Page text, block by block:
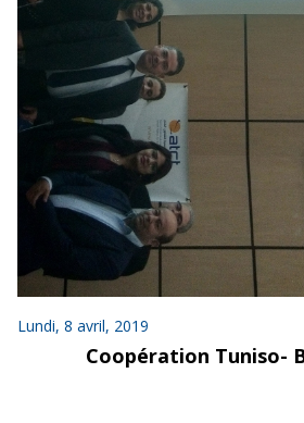
Lundi, 8 avril, 2019
Coopération Tuniso-